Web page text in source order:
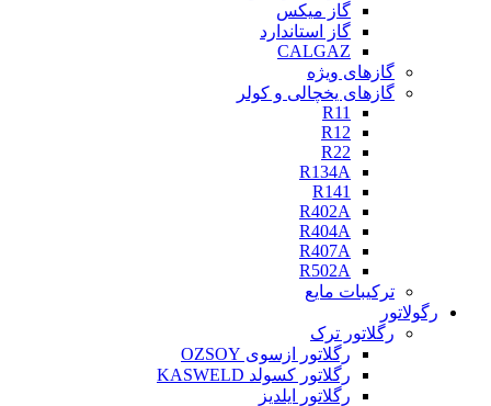
گاز میکس
گاز استاندارد
CALGAZ
گازهای ویژه
گازهای یخچالی و کولر
R11
R12
R22
R134A
R141
R402A
R404A
R407A
R502A
ترکیبات مایع
رگولاتور
رگلاتور ترک
رگلاتور ازسوی OZSOY
رگلاتور کسولد KASWELD
رگلاتور ایلدیز